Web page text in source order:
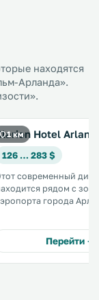
находятся
Арланда».
1 км Hotel
126 … 283 $
современный
рядом с
города
номерах с видом на
полосы
Перейти →